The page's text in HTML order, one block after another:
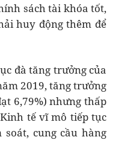
sách tài khóa tốt,
huy động thêm để
đà tăng trưởng của
2019, tăng trưởng
6,79%) nhưng thấp
tế vĩ mô tiếp tục
cung cầu hàng